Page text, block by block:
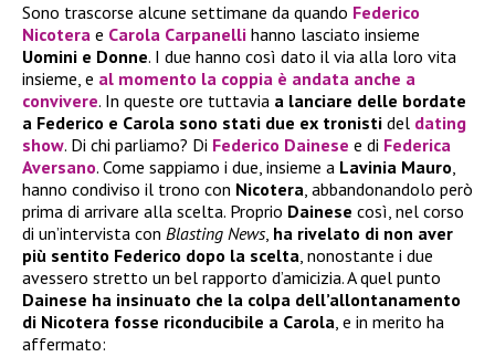
Sono trascorse alcune settimane da quando Federico
Nicotera e Carola Carpanelli hanno lasciato insieme
Uomini e Donne. I due hanno così dato il via alla loro vita
insieme, e al momento la coppia è andata anche a
convivere. In queste ore tuttavia a lanciare delle bordate
a Federico e Carola sono stati due ex tronisti del dating
show. Di chi parliamo? Di Federico Dainese e di Federica
Aversano. Come sappiamo i due, insieme a Lavinia Mauro,
hanno condiviso il trono con Nicotera, abbandonandolo però
prima di arrivare alla scelta. Proprio Dainese così, nel corso
di un’intervista con Blasting News, ha rivelato di non aver
più sentito Federico dopo la scelta, nonostante i due
avessero stretto un bel rapporto d’amicizia. A quel punto
Dainese ha insinuato che la colpa dell’allontanamento
di Nicotera fosse riconducibile a Carola, e in merito ha
affermato: